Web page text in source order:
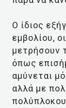
Ο ίδιος
εμβολίου,
μετρήσουν
όπως
αμύνεται
αλλά με